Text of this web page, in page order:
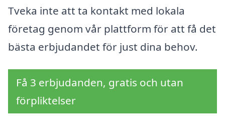
Tveka inte att ta kontakt med lokala
företag genom vår plattform för att få det
bästa erbjudandet för just dina behov.
Få 3 erbjudanden, gratis och utan
förpliktelser